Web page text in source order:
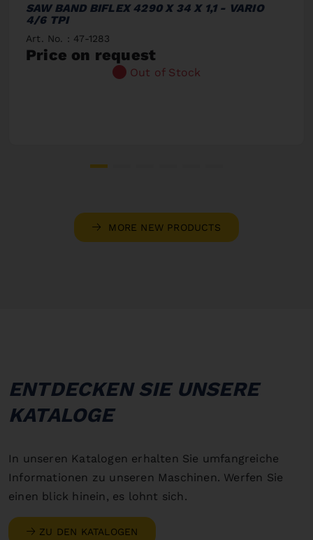
SAW BAND BIFLEX 4290 X 34 X 1,1 - VARIO
4/6 TPI
Art. No. : 47-1283
Price on request
Out of Stock
MORE NEW PRODUCTS
ENTDECKEN SIE UNSERE
KATALOGE
In unseren Katalogen erhalten Sie umfangreiche
Informationen zu unseren Maschinen. Werfen Sie
einen blick hinein, es lohnt sich.
ZU DEN KATALOGEN